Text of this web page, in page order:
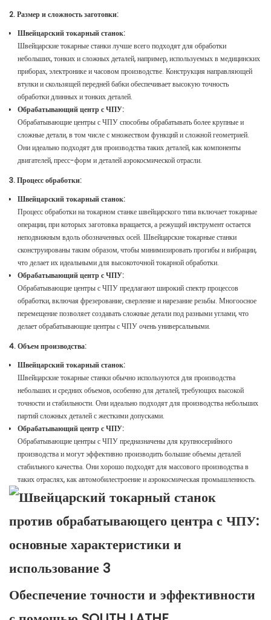
2. Размер и сложность заготовки:
Швейцарский токарный станок:
Швейцарские токарные станки лучше всего подходят для обработки
небольших, тонких и сложных деталей, например, используемых в медицинских
приборах, электронике и часовом производстве. Конструкция направляющей
втулки и скользящей передней бабки обеспечивает высокую точность
обработки длинных и тонких деталей.
Обрабатывающий центр с ЧПУ:
Обрабатывающие центры с ЧПУ способны обрабатывать более крупные и
сложные детали, в том числе с множеством функций и сложной геометрией.
Они идеально подходят для производства таких деталей, как компоненты
двигателей, пресс-форм и деталей аэрокосмической отрасли.
3. Процесс обработки:
Швейцарский токарный станок:
Процесс обработки на токарном станке швейцарского типа включает токарные
операции, при которых заготовка вращается, а режущий инструмент остается
неподвижным вдоль обозначенных осей. Швейцарские токарные станки
сконструированы таким образом, чтобы минимизировать прогибы и вибрации,
что делает их идеальными для высокоточной токарной обработки.
Обрабатывающий центр с ЧПУ:
Обрабатывающие центры с ЧПУ предлагают широкий спектр процессов
обработки, включая фрезерование, сверление и нарезание резьбы. Многоосное
перемещение позволяет создавать сложные детали под разными углами, что
делает обрабатывающие центры с ЧПУ очень универсальными.
4. Объем производства:
Швейцарский токарный станок:
Швейцарские токарные станки обычно используются для производства
небольших и средних объемов, особенно для деталей, требующих высокой
точности и стабильности. Они идеально подходят для производства небольших
партий сложных деталей с жесткими допусками.
Обрабатывающий центр с ЧПУ:
Обрабатывающие центры с ЧПУ предназначены для крупносерийного
производства и могут эффективно производить большие объемы деталей
стабильного качества. Они хорошо подходят для массового производства в
таких отраслях, как автомобилестроение и аэрокосмическая промышленность.
Обеспечение точности и эффективности